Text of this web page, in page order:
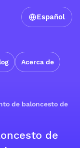
Acerca de
Español
de baloncesto de
de